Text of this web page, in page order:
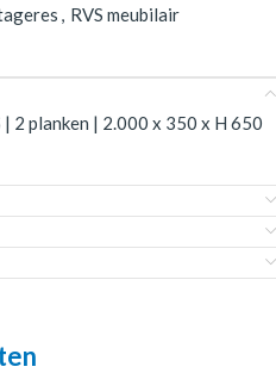
, RVS meubilair
2 planken | 2.000 x 350 x H 650